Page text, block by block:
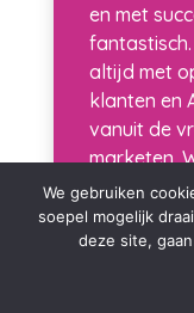
en met
altijd met
klanten en
vanuit de
marketen.
Danny
We gebruiken
soepel mogelijk
deze site,